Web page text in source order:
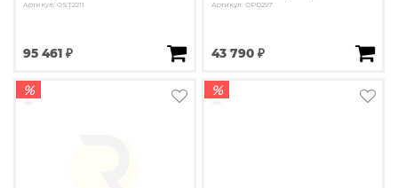
Артикул: OST2211
95 461 ₽
Артикул: OPD297
43 790 ₽
% %